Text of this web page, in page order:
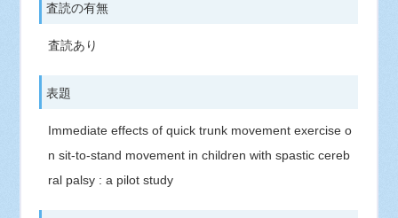
査読の有無
査読あり
表題
Immediate effects of quick trunk movement exercise o
n sit-to-stand movement in children with spastic cereb
ral palsy : a pilot study